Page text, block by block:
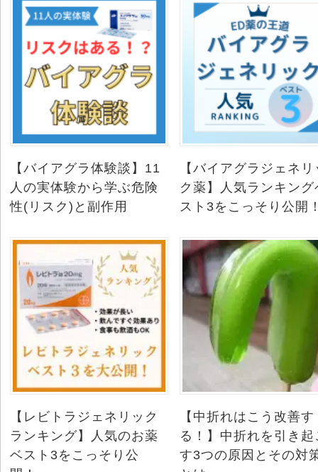
【バイアグラ体験談】11
人の実体験から学ぶ危険
性(リスク)と副作用
【バイアグラジェネリ
ク薬】人気ランキング
スト3をこっそり公開
【レビトラジェネリック
ランキング】人気のお薬
ベスト3をこっそり公
【中折れはこう改善す
る！】中折れを引き起
す3つの原因とその対